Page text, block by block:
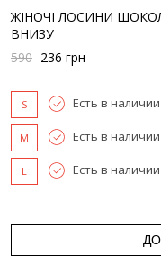
ЖІНОЧІ ЛОСИНИ
ВНИЗУ
590 236 грн
S Есть в наличии
M Есть в наличии
L Есть в наличии